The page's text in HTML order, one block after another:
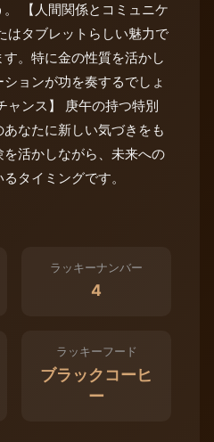
【人間関係とコミュニケ
はタブレットらしい魅力で
。特に金の性質を活かし
ョンが功を奏するでしょ
ャンス】 庚午の持つ特別
なたに新しい気づきをも
活かしながら、未来への
タイミングです。
ラッキーナンバー
4
ラッキーフード
ブラックコーヒ
ー